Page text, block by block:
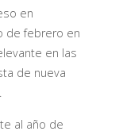
en
de febrero en
en las
de nueva
al año de